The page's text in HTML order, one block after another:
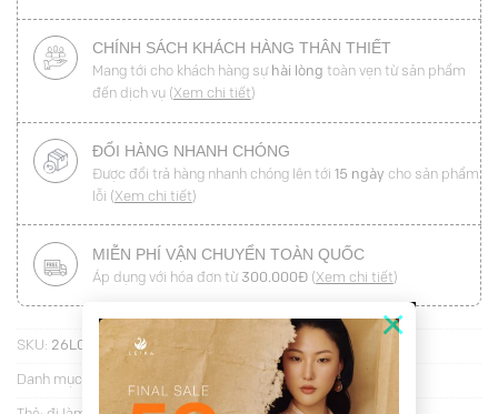
×
CHÍNH SÁCH KHÁCH HÀNG THÂN THIẾT
Mang tới cho khách hàng sự hài lòng toàn vẹn từ sản phẩm
đến dịch vụ (Xem chi tiết)
ĐỔI HÀNG NHANH CHÓNG
Được đổi trả hàng nhanh chóng lên tới 15 ngày cho sản phẩm
lỗi (Xem chi tiết)
MIỄN PHÍ VẬN CHUYỂN TOÀN QUỐC
Áp dụng với hóa đơn từ 300.000Đ(Xem chi tiết)
SKU: 26L03C1-QS5345S
Danh mục: